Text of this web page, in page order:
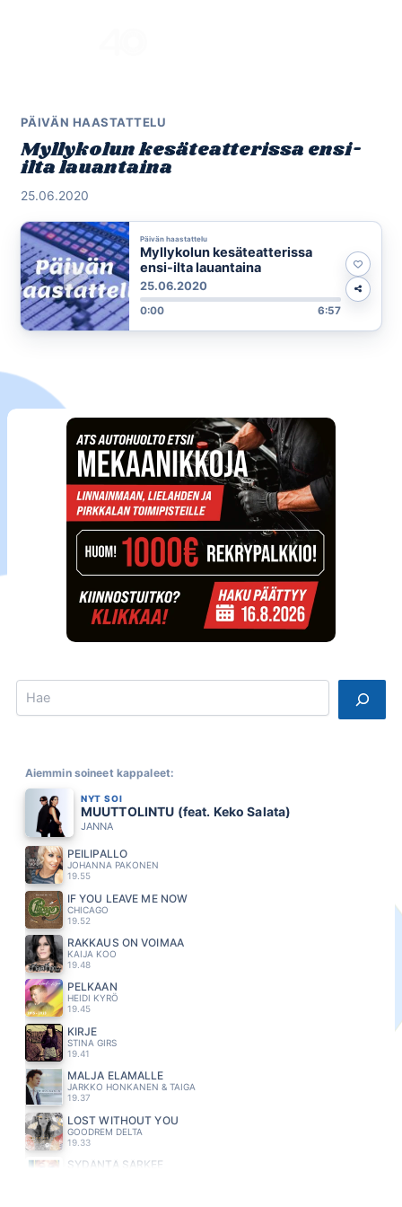
PÄIVÄN HAASTATTELU
Myllykolun kesäteatterissa ensi-
ilta lauantaina
25.06.2020
Päivän haastattelu
Myllykolun kesäteatterissa
ensi-ilta lauantaina
25.06.2020
0:00 6:57
Search
Aiemmin soineet kappaleet:
NYT SOI
MUUTTOLINTU (feat. Keko Salata)
JANNA
PEILIPALLO
JOHANNA PAKONEN
19.55
IF YOU LEAVE ME NOW
CHICAGO
19.52
RAKKAUS ON VOIMAA
KAIJA KOO
19.48
PELKÄÄN
HEIDI KYRÖ
19.45
KIRJE
STINA GIRS
19.41
MALJA ELÄMÄLLE
JARKKO HONKANEN & TAIGA
19.37
LOST WITHOUT YOU
GOODREM DELTA
19.33
SYDÄNTÄ SÄRKEE